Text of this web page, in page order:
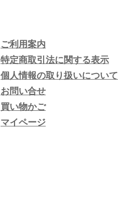
ご利用案内
特定商取引法に関する表示
個人情報の取り扱いについて
お問い合せ
買い物かご
マイページ